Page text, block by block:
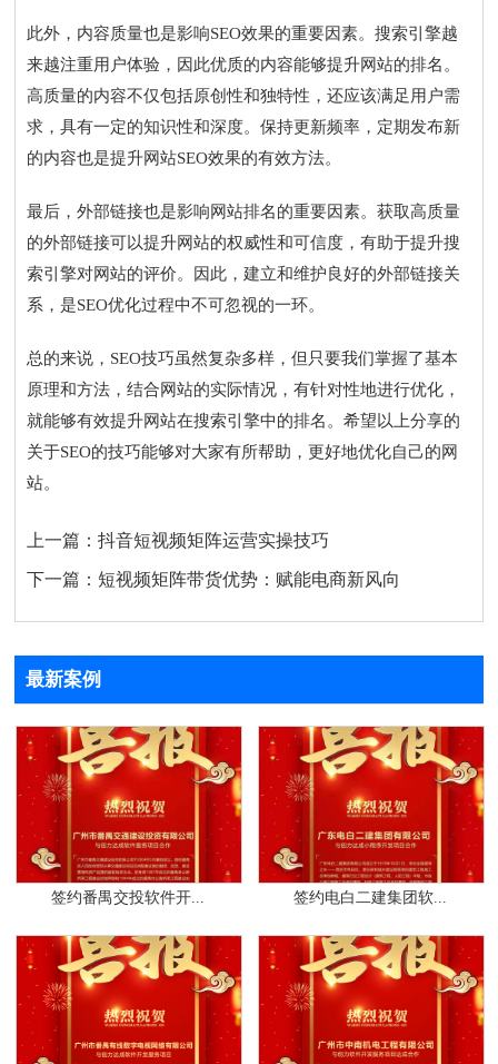
此外，内容质量也是影响SEO效果的重要因素。搜索引擎越
来越注重用户体验，因此优质的内容能够提升网站的排名。
高质量的内容不仅包括原创性和独特性，还应该满足用户需
求，具有一定的知识性和深度。保持更新频率，定期发布新
的内容也是提升网站SEO效果的有效方法。
最后，外部链接也是影响网站排名的重要因素。获取高质量
的外部链接可以提升网站的权威性和可信度，有助于提升搜
索引擎对网站的评价。因此，建立和维护良好的外部链接关
系，是SEO优化过程中不可忽视的一环。
总的来说，SEO技巧虽然复杂多样，但只要我们掌握了基本
原理和方法，结合网站的实际情况，有针对性地进行优化，
就能够有效提升网站在搜索引擎中的排名。希望以上分享的
关于SEO的技巧能够对大家有所帮助，更好地优化自己的网
站。
上一篇：抖音短视频矩阵运营实操技巧
下一篇：短视频矩阵带货优势：赋能电商新风向
最新案例
签约番禺交投软件开... 签约电白二建集团软...